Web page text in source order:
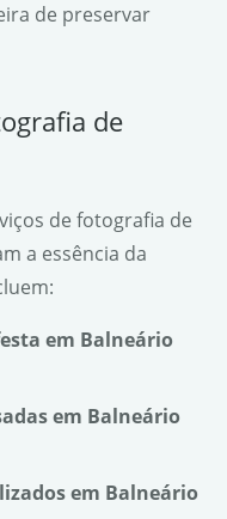
de preservar
de
de fotografia de
a essência da
em Balneário
em Balneário
em Balneário